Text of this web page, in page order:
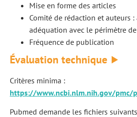
Mise en forme des articles
Comité de rédaction et auteurs
adéquation avec le périmètre
Fréquence de publication
Évaluation technique
Critères minima :
https://www.ncbi.nlm.nih.gov/pmc/
Pubmed demande les fichiers